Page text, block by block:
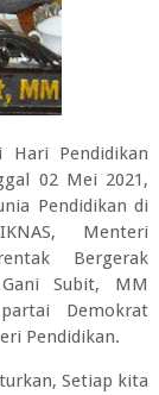
Hari Pendidikan
02 Mei 2021,
Pendidikan di
Menteri
Bergerak
Subit, MM
Demokrat
Pendidikan.
Setiap kita